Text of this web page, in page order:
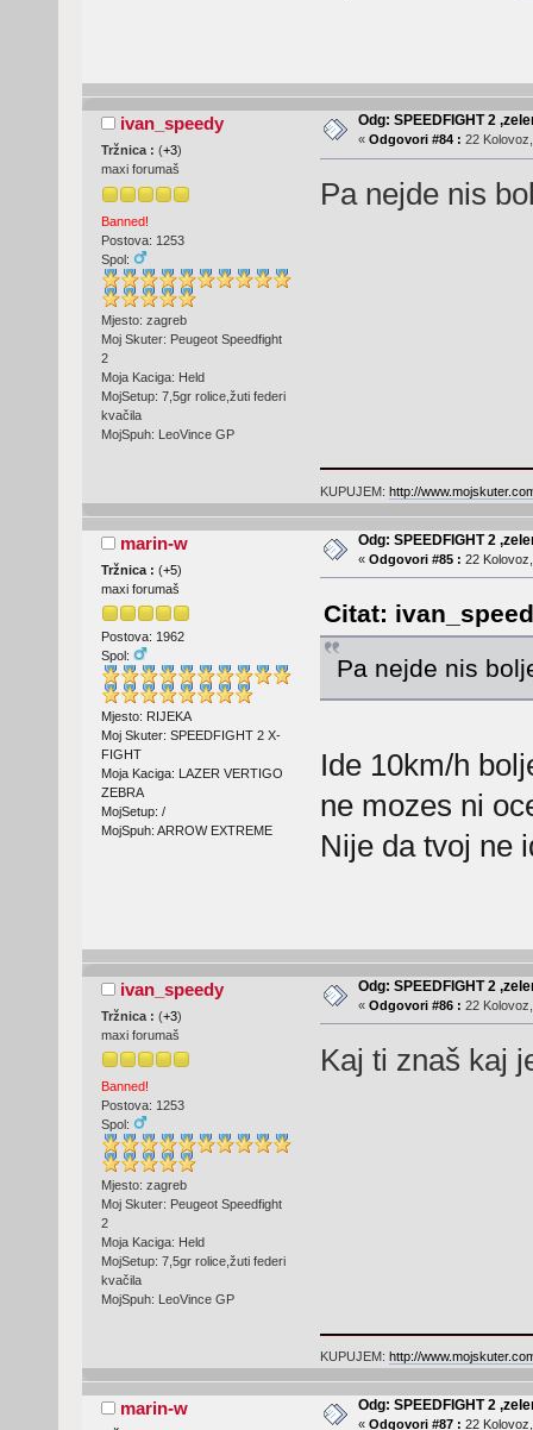
ivan_speedy
Tržnica : (+3)
maxi forumaš
Banned!
Postova: 1253
Spol:
Mjesto: zagreb
Moj Skuter: Peugeot Speedfight
2
Moja Kaciga: Held
MojSetup: 7,5gr rolice,žuti federi
kvačila
MojSpuh: LeoVince GP
Odg: SPEEDFIGHT 2
« Odgovori #84 : 22
Pa nejde nis
KUPUJEM: http://
marin-w
Tržnica : (+5)
maxi forumaš
Postova: 1962
Spol:
Mjesto: RIJEKA
Moj Skuter: SPEEDFIGHT 2 X-
FIGHT
Moja Kaciga: LAZER VERTIGO
ZEBRA
MojSetup: /
MojSpuh: ARROW EXTREME
Odg: SPEEDFIGHT 2
« Odgovori #85 : 22
Citat:
Pa nejde nis
Ide 10km/h
ne mozes ni
Nije da tvoj ne
ivan_speedy
Tržnica : (+3)
maxi forumaš
Banned!
Postova: 1253
Spol:
Mjesto: zagreb
Moj Skuter: Peugeot Speedfight
2
Moja Kaciga: Held
MojSetup: 7,5gr rolice,žuti federi
kvačila
MojSpuh: LeoVince GP
Odg: SPEEDFIGHT 2
« Odgovori #86 : 22
Kaj ti znaš kaj
KUPUJEM: http://
marin-w Odg: SPEEDFIGHT 2
« Odgovori #87 : 22